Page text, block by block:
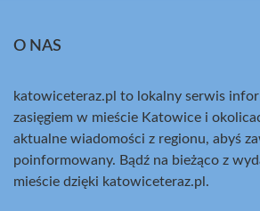
O NAS
katowiceteraz.pl to lokalny serwis
zasięgiem w mieście Katowice i
aktualne wiadomości z regionu, abyś
poinformowany. Bądź na bieżąco z
mieście dzięki katowiceteraz.pl.